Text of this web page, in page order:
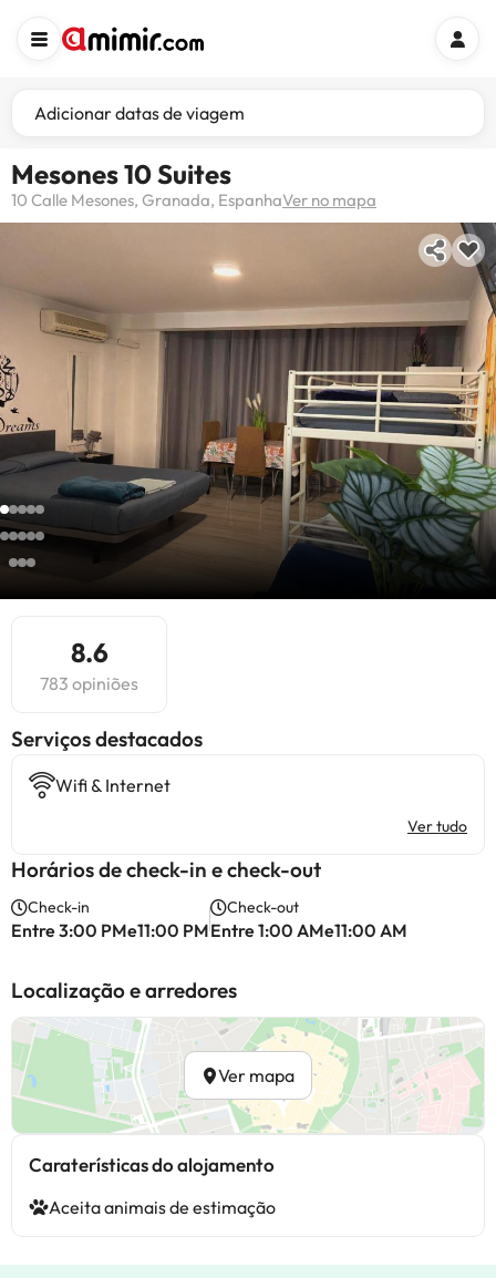
Adicionar datas de viagem
Mesones 10 Suites
10 Calle Mesones, Granada, EspanhaVer no mapa
8.6
783 opiniões
Serviços destacados
Wifi & Internet
Ver tudo
Horários de check-in e check-out
Check-in
Entre 3:00 PMe11:00 PM
Check-out
Entre 1:00 AMe11:00 AM
Localização e arredores
Ver mapa
Caraterísticas do alojamento
Aceita animais de estimação